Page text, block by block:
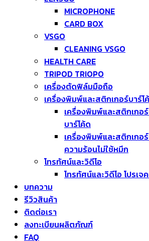
MICROPHONE
CARD BOX
VSGO
CLEANING VSGO
HEALTH CARE
TRIPOD TRIOPO
เครื่องตัดฟิล์มมือถือ
เครื่องพิมพ์และสติกเกอร์บาร์โ
เครื่องพิมพ์และสติกเกอ
บาร์โค้ด
เครื่องพิมพ์และสติกเกอ
ความร้อนไม่ใช้หมึก
โทรทัศน์และวิดีโอ
โทรทัศน์และวิดีโอ โปรเจ
บทความ
รีวิวสินค้า
ติดต่อเรา
ลงทะเบียนผลิตภัณฑ์
FAQ